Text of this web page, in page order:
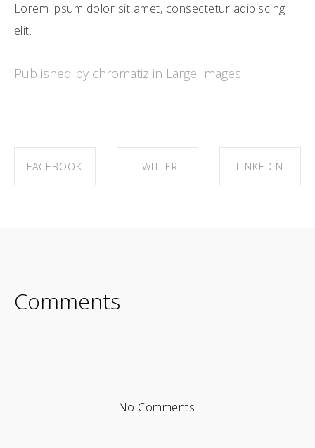
Lorem ipsum dolor sit amet, consectetur adipiscing
elit.
Published by chromatiz in Large Images
FACEBOOK TWITTER LINKEDIN
Comments
No Comments.